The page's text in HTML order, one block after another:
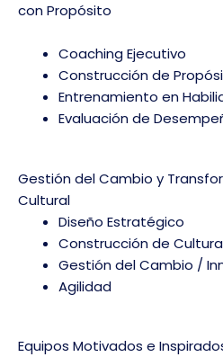
con Propósito
Coaching Ejecutivo
Construcción de
Entrenamiento en
Evaluación de
Gestión del Cambio y
Cultural
Diseño Estratégico
Construcción de
Gestión del Cambio /
Agilidad
Equipos Motivados e